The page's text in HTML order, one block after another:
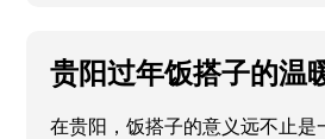
贵阳过年饭搭子的温
在贵阳，饭搭子的意义远不止是